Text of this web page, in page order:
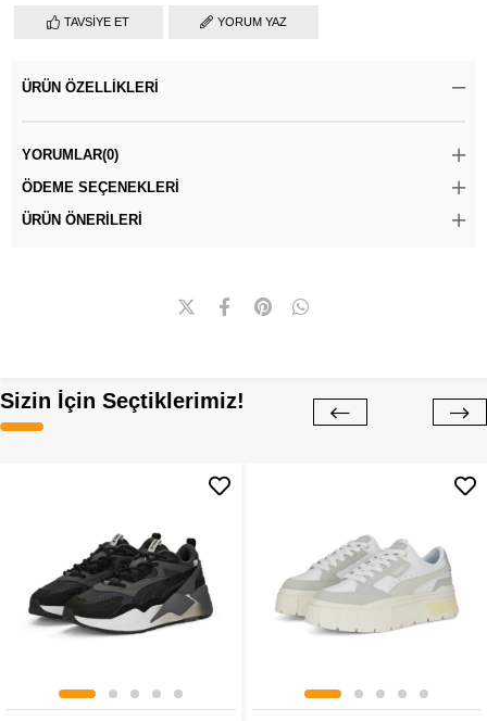
TAVSIYE ET YORUM YAZ
ÜRÜN ÖZELLIKLERI
YORUMLAR(0)
ÖDEME SEÇENEKLERI
ÜRÜN ÖNERILERI
Sizin İçin Seçtiklerimiz!